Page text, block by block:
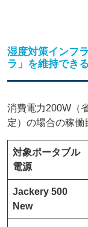
湿度対策インフ
ラ」を維持でき
消費電力200W（
定）の場合の稼働
対象ポータブル
電源
Jackery 500
New